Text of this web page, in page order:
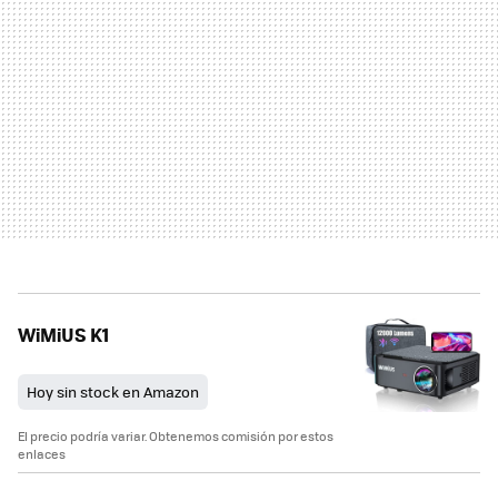
WiMiUS K1
Hoy sin stock en Amazon
El precio podría variar. Obtenemos comisión por estos
enlaces